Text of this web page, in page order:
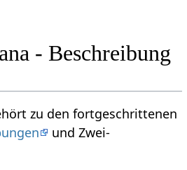
- Beschreibung
zu den fortgeschrittenen
und Zwei-